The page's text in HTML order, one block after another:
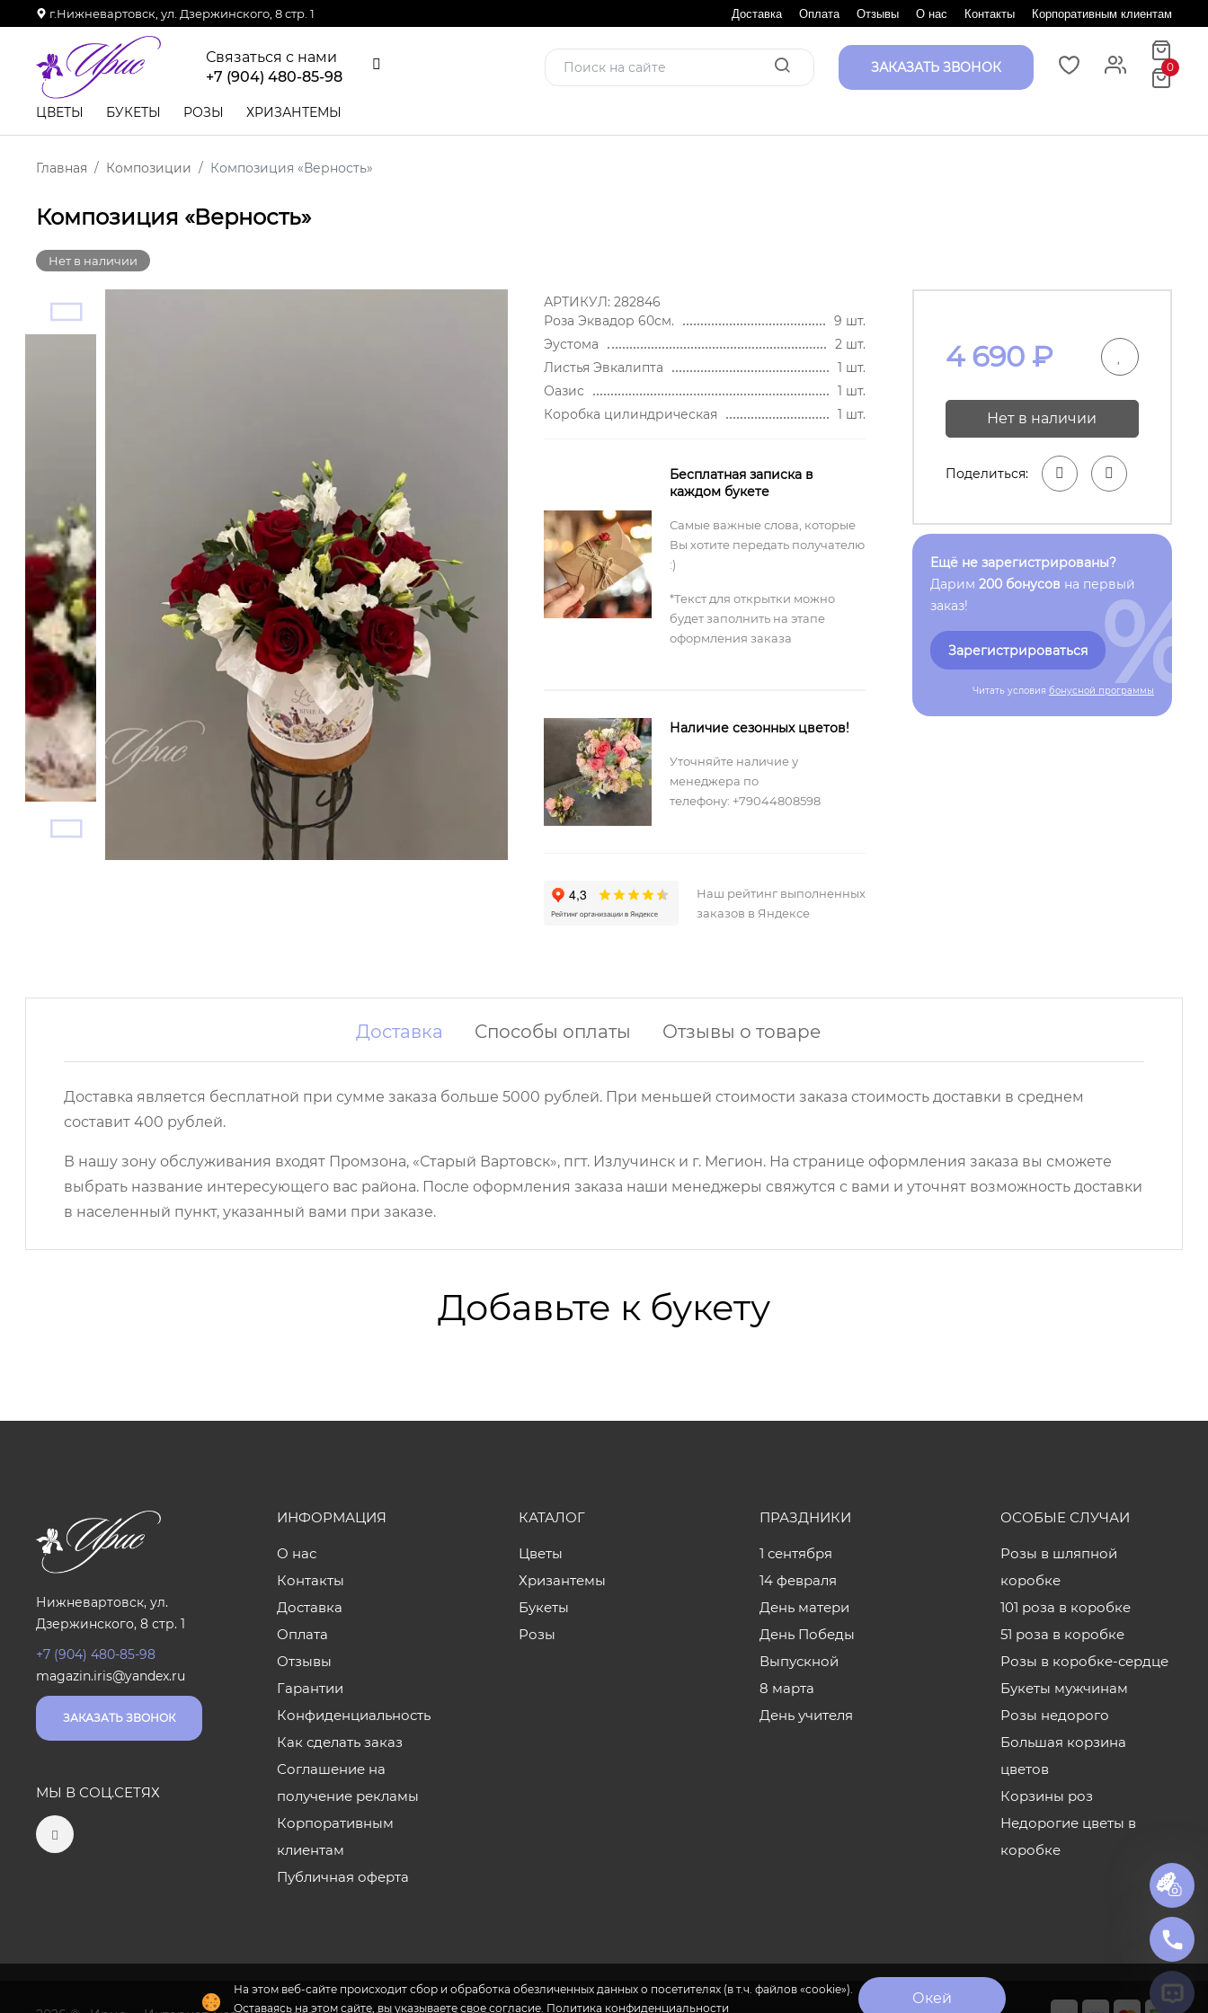
г.Нижневартовск, ул. Дзержинского, 8 стр. 1 Доставка Оплата Отзывы О нас Контакты Корпоративным клиентам
Связаться с нами
+7 (904) 480-85-98
ЗАКАЗАТЬ ЗВОНОК 0
ЦВЕТЫ БУКЕТЫ РОЗЫ ХРИЗАНТЕМЫ
Главная Композиции Композиция «Верность»
Композиция «Верность»
Нет в наличии
АРТИКУЛ: 282846
Роза Эквадор 60см.
9 шт.
Эустома
2 шт.
Листья Эвкалипта
1 шт.
Оазис
1 шт.
Коробка цилиндрическая
1 шт.
Бесплатная записка в
каждом букете
Самые важные слова, которые
Вы хотите передать получателю
:)
*Текст для открытки можно
будет заполнить на этапе
оформления заказа
Наличие сезонных цветов!
Уточняйте наличие у
менеджера по
телефону: +79044808598
Наш рейтинг выполненных
заказов в Яндексе
4 690₽
Нет в наличии
Поделиться:
Ещё не зарегистрированы?
Дарим 200 бонусов на первый
заказ!
Зарегистрироваться
Читать условия бонусной программы
%
Доставка Способы оплаты Отзывы о товаре
Доставка является бесплатной при сумме заказа больше 5000 рублей. При меньшей стоимости заказа стоимость доставки в среднем
составит 400 рублей.
В нашу зону обслуживания входят Промзона, «Старый Вартовск», пгт. Излучинск и г. Мегион. На странице оформления заказа вы сможете
выбрать название интересующего вас района. После оформления заказа наши менеджеры свяжутся с вами и уточнят возможность доставки
в населенный пункт, указанный вами при заказе.
Добавьте к букету
На этом веб-сайте происходит сбор и обработка обезличенных данных о посетителях (в т.ч. файлов «cookie»).
Оставаясь на этом сайте, вы указываете свое согласие. Политика конфиденциальности
Окей
Нижневартовск, ул.
Дзержинского, 8 стр. 1
+7 (904) 480-85-98
magazin.iris@yandex.ru
ЗАКАЗАТЬ ЗВОНОК
МЫ В СОЦ.СЕТЯХ
ИНФОРМАЦИЯ
О нас
Контакты
Доставка
Оплата
Отзывы
Гарантии
Конфиденциальность
Как сделать заказ
Соглашение на
получение рекламы
Корпоративным
клиентам
Публичная оферта
КАТАЛОГ
Цветы
Хризантемы
Букеты
Розы
ПРАЗДНИКИ
1 сентября
14 февраля
День матери
День Победы
Выпускной
8 марта
День учителя
ОСОБЫЕ СЛУЧАИ
Розы в шляпной
коробке
101 роза в коробке
51 роза в коробке
Розы в коробке-сердце
Букеты мужчинам
Розы недорого
Большая корзина
цветов
Корзины роз
Недорогие цветы в
коробке